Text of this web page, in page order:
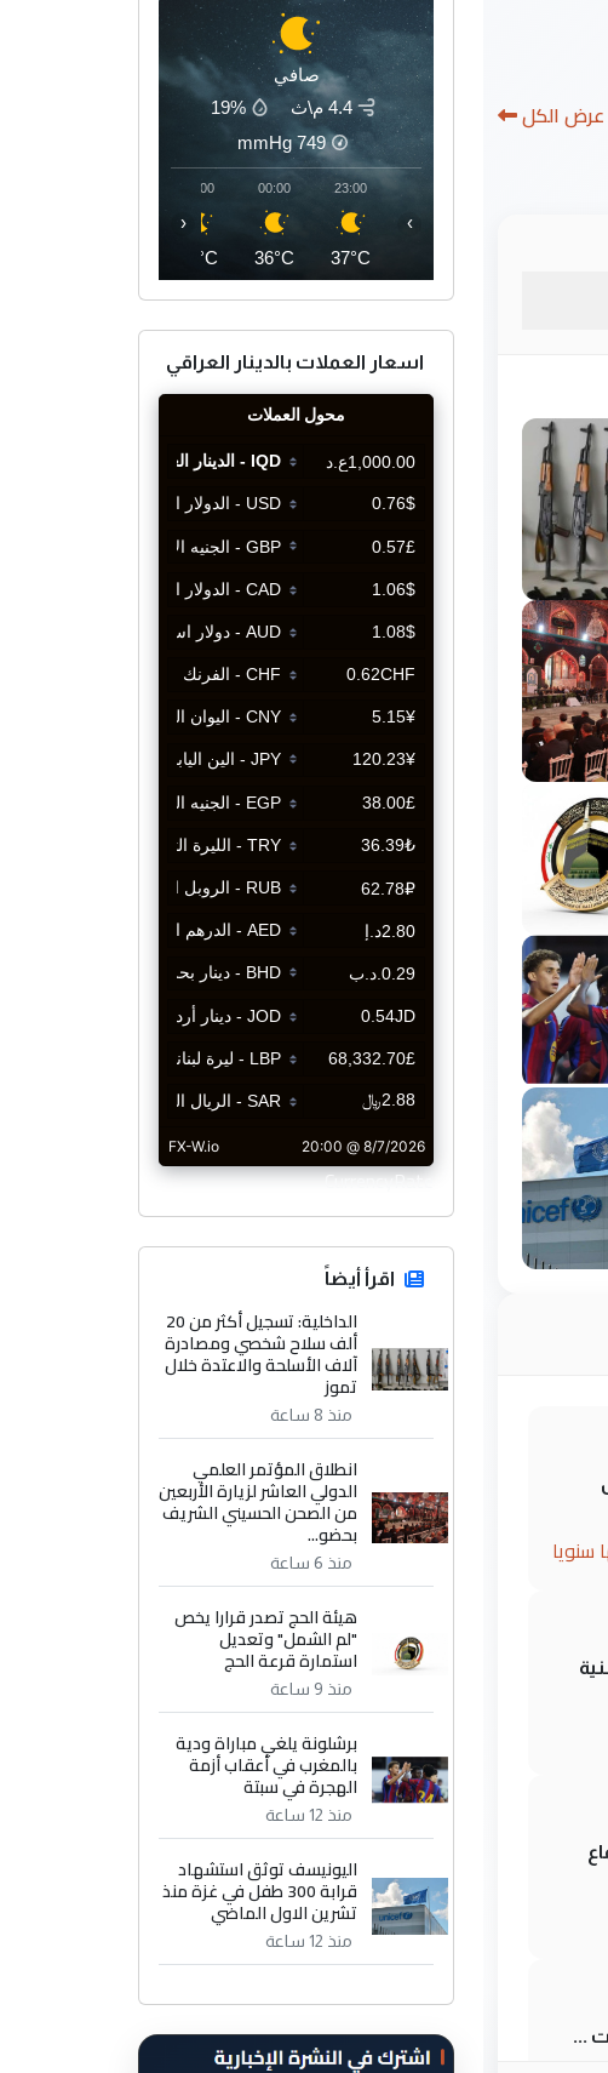
عرض الكل
...
صافي
4.4 م\ث
19%
749
mmHg
23:00
37°C
00:00
36°C
01:00
35°C
‹ ›
اسعار العملات بالدينار العراقي
CurrencyRate
اقرأ أيضاً
الداخلية: تسجيل أكثر من 20
ألف سلاح شخصي ومصادرة
آلاف الأسلحة والاعتدة خلال
تموز
منذ 8 ساعة
انطلاق المؤتمر العلمي
الدولي العاشر لزيارة الأربعين
من الصحن الحسيني الشريف
بحضو...
منذ 6 ساعة
هيئة الحج تصدر قرارا يخص
"لم الشمل" وتعديل
استمارة قرعة الحج
منذ 9 ساعة
برشلونة يلغي مباراة ودية
بالمغرب في أعقاب أزمة
الهجرة في سبتة
منذ 12 ساعة
اليونيسف توثق استشهاد
قرابة 300 طفل في غزة منذ
تشرين الاول الماضي
منذ 12 ساعة